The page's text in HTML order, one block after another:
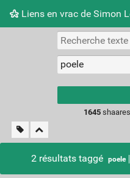
Liens en vrac de Simon
Nuage de tags Mur
1645shaares
2 résultats taggé poele